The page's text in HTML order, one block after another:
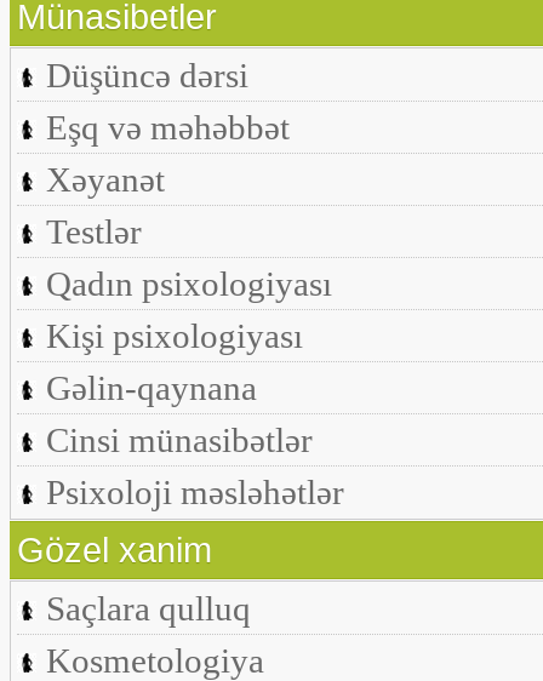
Münasibetler
Düşüncə dərsi
Eşq və məhəbbət
Xəyanət
Testlər
Qadın psixologiyası
Kişi psixologiyası
Gəlin-qaynana
Cinsi münasibətlər
Psixoloji məsləhətlər
Gözel xanim
Saçlara qulluq
Kosmetologiya